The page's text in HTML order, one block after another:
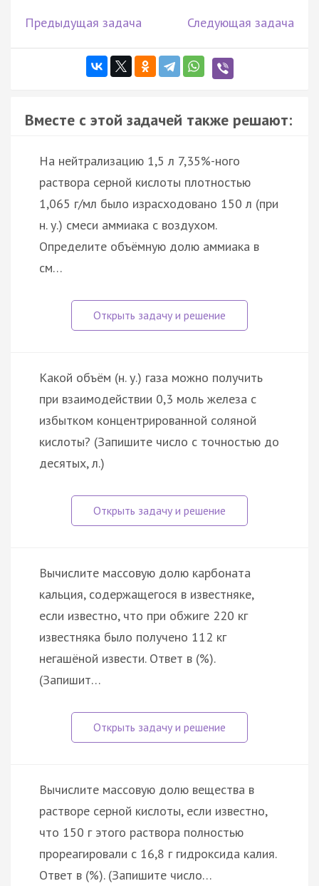
Предыдущая задача Следующая задача
Вместе с этой задачей также решают:
На нейтрализацию 1,5 л 7,35%-ного
раствора серной кислоты плотностью
1,065 г/мл было израсходовано 150 л (при
н. у.) смеси аммиака с воздухом.
Определите объёмную долю аммиака в
см…
Какой объём (н. у.) газа можно получить
при взаимодействии 0,3 моль железа с
избытком концентрированной соляной
кислоты? (Запишите число с точностью до
десятых, л.)
Вычислите массовую долю карбоната
кальция, содержащегося в известняке,
если известно, что при обжиге 220 кг
известняка было получено 112 кг
негашёной извести. Ответ в (%).
(Запишит…
Вычислите массовую долю вещества в
растворе серной кислоты, если известно,
что 150 г этого раствора полностью
прореагировали с 16,8 г гидроксида калия.
Ответ в (%). (Запишите число…